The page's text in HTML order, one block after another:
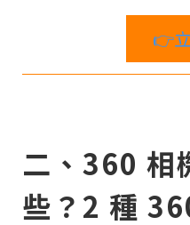
👉
二、360 相
些？2 種